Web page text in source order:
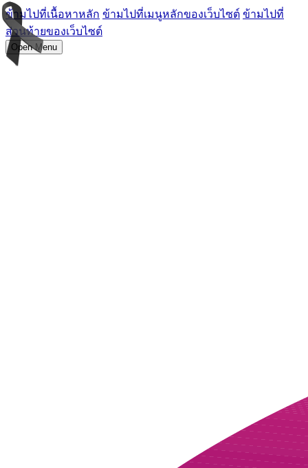
ข้ามไปที่เนื้อหาหลัก ข้ามไปที่เมนูหลักของเว็บไซต์ ข้ามไปที่
ส่วนท้ายของเว็บไซต์
Open Menu